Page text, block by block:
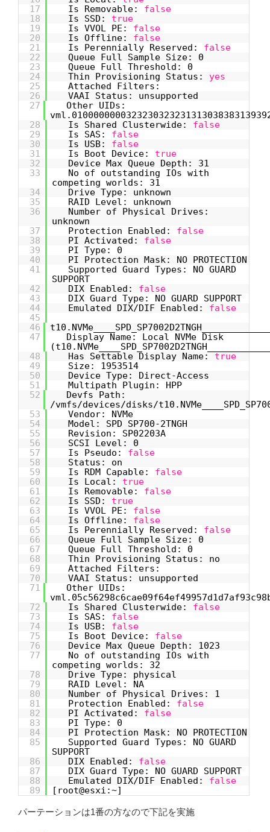
17
Is Removable: false
18
Is SSD: true
19
Is VVOL PE: false
20
Is Offline: false
21
Is Perennially Reserved: false
22
Queue Full Sample Size: 0
23
Queue Full Threshold: 0
24
Thin Provisioning Status: yes
25
Attached Filters:
26
VAAI Status: unsupported
27
Other UIDs:
28
Is Shared Clusterwide: false
29
Is SAS: false
30
Is USB: false
31
Is Boot Device: true
32
Device Max Queue Depth: 31
33
No of outstanding IOs with
competing worlds: 31
34
Drive Type: unknown
35
RAID Level: unknown
36
Number of Physical Drives:
unknown
37
Protection Enabled: false
38
PI Activated: false
39
PI Type: 0
40
PI Protection Mask: NO PROTECTION
41
Supported Guard Types: NO GUARD
SUPPORT
42
DIX Enabled: false
43
DIX Guard Type: NO GUARD SUPPORT
44
Emulated DIX/DIF Enabled: false
45
46
47
Display Name: Local NVMe Disk
48
Has Settable Display Name: true
49
Size: 1953514
50
Device Type: Direct-Access
51
Multipath Plugin: HPP
52
Devfs Path:
/vmfs/devices/disks/
53
Vendor: NVMe
54
Model: SPD SP700-2TNGH
55
Revision: SP02203A
56
SCSI Level: 0
57
Is Pseudo: false
58
Status: on
59
Is RDM Capable: false
60
Is Local: true
61
Is Removable: false
62
Is SSD: true
63
Is VVOL PE: false
64
Is Offline: false
65
Is Perennially Reserved: false
66
Queue Full Sample Size: 0
67
Queue Full Threshold: 0
68
Thin Provisioning Status: no
69
Attached Filters:
70
VAAI Status: unsupported
71
Other UIDs:
72
Is Shared Clusterwide: false
73
Is SAS: false
74
Is USB: false
75
Is Boot Device: false
76
Device Max Queue Depth: 1023
77
No of outstanding IOs with
competing worlds: 32
78
Drive Type: physical
79
RAID Level: NA
80
Number of Physical Drives: 1
81
Protection Enabled: false
82
PI Activated: false
83
PI Type: 0
84
PI Protection Mask: NO PROTECTION
85
Supported Guard Types: NO GUARD
SUPPORT
86
DIX Enabled: false
87
DIX Guard Type: NO GUARD SUPPORT
88
Emulated DIX/DIF Enabled: false
89
[root@esxi:~]
パーテーションは1番の方なので下記を実施